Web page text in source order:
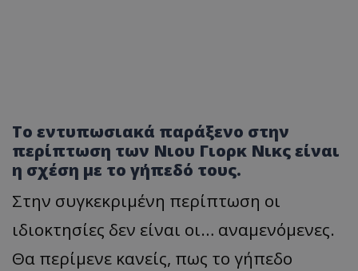
Το εντυπωσιακά παράξενο στην
περίπτωση των Νιου Γιορκ Νικς είναι
η σχέση με το γήπεδό τους.
Στην συγκεκριμένη περίπτωση οι
ιδιοκτησίες δεν είναι οι… αναμενόμενες.
Θα περίμενε κανείς, πως το γήπεδο